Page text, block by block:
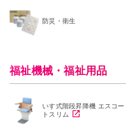
防災・衛生
福祉機械・福祉用品
いす式階段昇降機 エスコー
トスリム